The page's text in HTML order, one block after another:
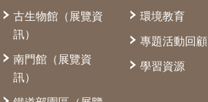
古生物館（展覽資
訊）
南門館（展覽資
訊）
環境教育
專題活動回顧
學習資源